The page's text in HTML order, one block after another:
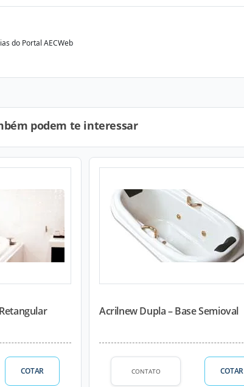
do Portal AECWeb
podem te interessar
COTAR
Acrilnew Dupla – Base Semioval
CONTATO COTAR